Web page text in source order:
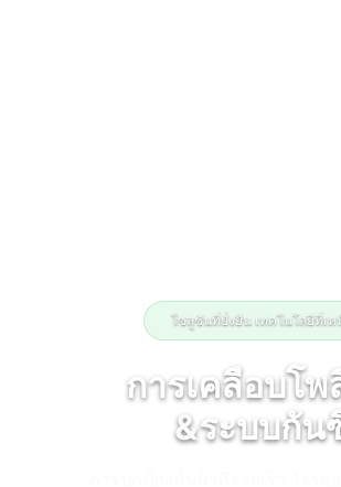
โซลูชันที่ยั่งยืน เทคโนโลยีที่เห
การเคลือบโพ
&ระบบกัน